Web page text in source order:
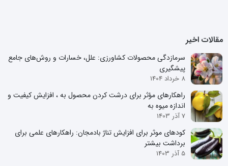
مقالات اخیر
سرمازدگی محصولات کشاورزی: علل، خسارات و روش‌های جامع
پیشگیری
8 خرداد 1404
راهکارهای مؤثر برای درشت کردن محصول به ، افزایش کیفیت و
اندازه میوه به
7 آذر 1403
کودهای موثر برای افزایش تناژ بادمجان: راهکارهای علمی برای
برداشت بیشتر
5 آذر 1403